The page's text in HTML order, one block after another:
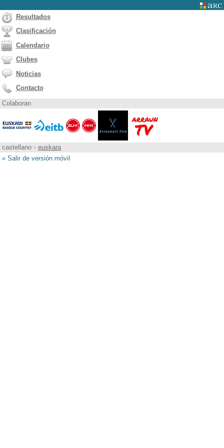
Resultados
Clasificación
Calendario
Clubes
Noticias
Contacto
Colaboran
castellano • euskara
« Salir de versión móvil